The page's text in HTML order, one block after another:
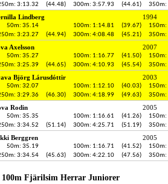
3:13.32
(44.48) 300m: 3:57.93 (44.61) 350m:
Lindberg 1994
50m: 35.14 100m: 1:14.81 (39.67)
150m:
3:23.27
(44.94) 300m: 4:08.48 (45.21) 350m:
Axelsson 2007
50m: 35.27 100m: 1:16.77 (41.50)
150m:
3:25.39
(44.65) 300m: 4:10.93 (45.54) 350m:
Björg Lárusdóttir 2003
50m: 32.07 100m: 1:12.10 (40.03)
150m:
3:29.36
(46.30) 300m: 4:18.99 (49.63) 350m:
Rodin 2005
50m: 35.35 100m: 1:16.61 (41.26)
150m:
3:34.52
(51.14) 300m: 4:25.71 (51.19) 350m:
Berggren 2005
50m: 35.19 100m: 1:16.71 (41.52)
150m:
3:34.54
(45.63) 300m: 4:22.10 (47.56) 350m:
100m Fjärilsim Herrar Juniorer